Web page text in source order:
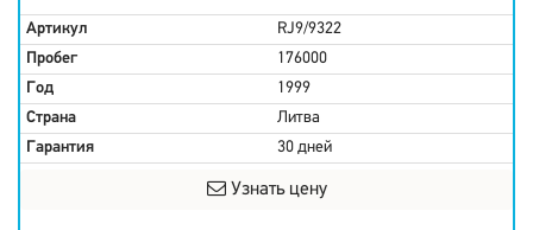
Артикул
RJ9/9322
Пробег
176000
Год
1999
Страна
Литва
Гарантия
30 дней
Узнать цену